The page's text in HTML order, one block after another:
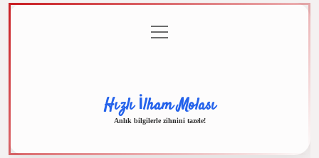
menüyü
aç
Hızlı İlham Molası
Anlık bilgilerle zihnini tazele!